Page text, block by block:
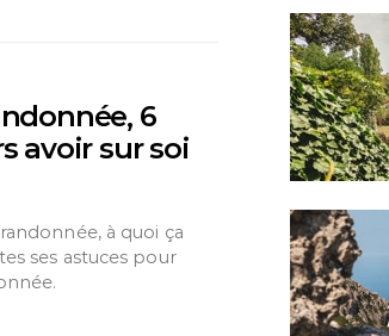
6
avoir sur soi
à quoi ça
ses astuces pour